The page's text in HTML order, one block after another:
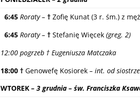
6:45 Roraty – † Zofię Kunat (3 r. śm.) z
6:45 Roraty – † Stefanię Więcek (greg. 2)
12:00 pogrzeb † Eugeniusza Matczaka
18:00 † Genowefę Kosiorek – int. od
WTOREK – 3 grudnia – św. Franciszka